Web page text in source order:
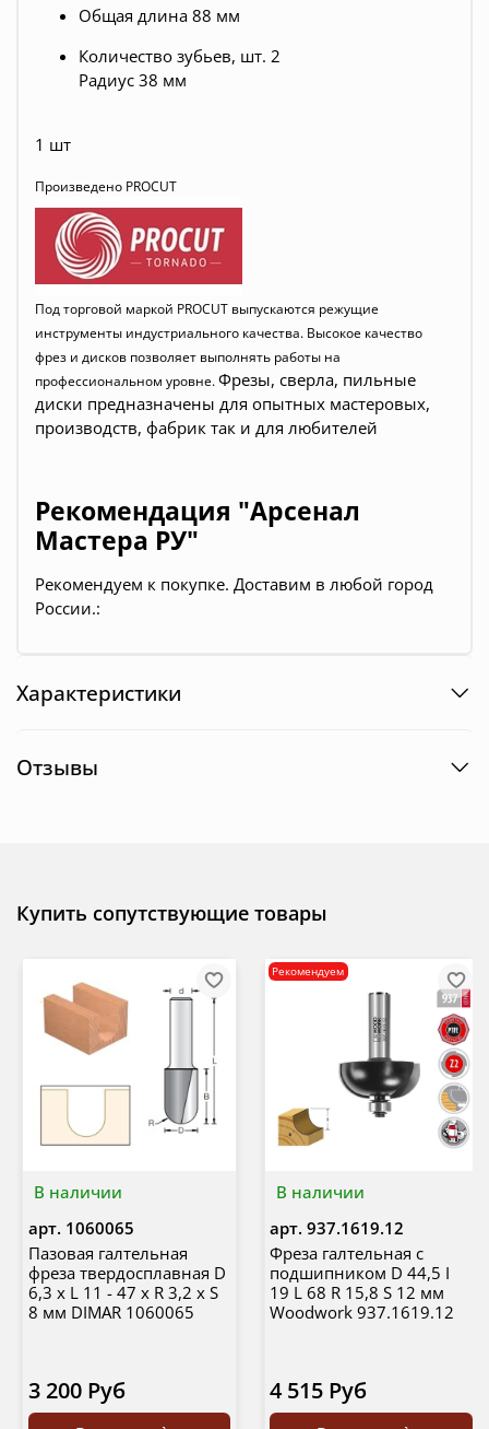
Общая длина 88 мм
Количество зубьев, шт. 2
Радиус 38 мм
1 шт
Произведено PROCUT
Под торговой маркой PROCUT выпускаются режущие
инструменты индустриального качества. Высокое качество
фрез и дисков позволяет выполнять работы на
профессиональном уровне.Фрезы, сверла, пильные
диски предназначены для опытных мастеровых,
производств, фабрик так и для любителей
Рекомендация "Арсенал
Мастера РУ"
Рекомендуем к покупке. Доставим в любой город
России.:
Характеристики
Отзывы
Купить сопутствующие товары
В наличии
арт. 1060065
Пазовая галтельная
фреза твердосплавная D
6,3 x L 11 - 47 x R 3,2 x S
8 мм DIMAR 1060065
3 200 Руб
В наличии
Рекомендуем
арт. 937.1619.12
Фреза галтельная с
подшипником D 44,5 I
19 L 68 R 15,8 S 12 мм
Woodwork 937.1619.12
4 515 Руб